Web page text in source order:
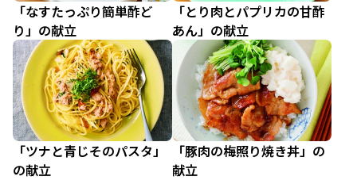
「なすたっぷり簡単酢ど
り」の献立
「とり肉とパプリカの甘酢
あん」の献立
「ツナと青じそのパスタ」
の献立
「豚肉の梅照り焼き丼」の
献立